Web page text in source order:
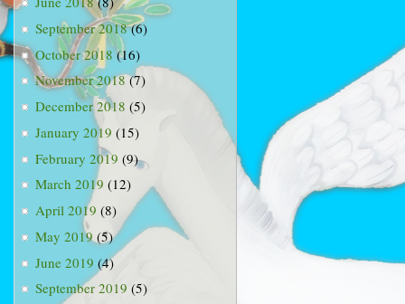
September 2018(6)
October 2018(16)
November 2018(7)
December 2018 (5)
January 2019 (15)
February 2019 (9)
March 2019 (12)
April 2019 (8)
May 2019(5)
June 2019 (4)
September 2019 (5)